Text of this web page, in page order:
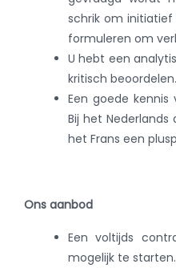
schrik om
formuleren om
U hebt een
kritisch beoordelen.
Een goede kennis
Bij het Nederlands
het Frans een
Ons aanbod
Een voltijds
mogelijk te starten.